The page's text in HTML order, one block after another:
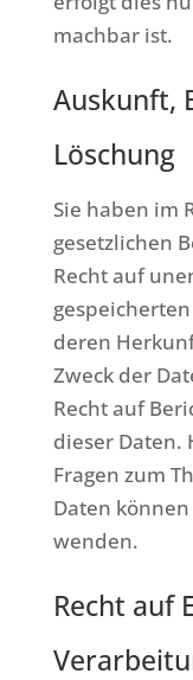
machbar ist.
Auskunft,
Löschung
Sie haben im
gesetzlichen
Recht auf
deren
Zweck der
Recht auf
dieser Daten.
Fragen zum
Daten
wenden.
Recht auf